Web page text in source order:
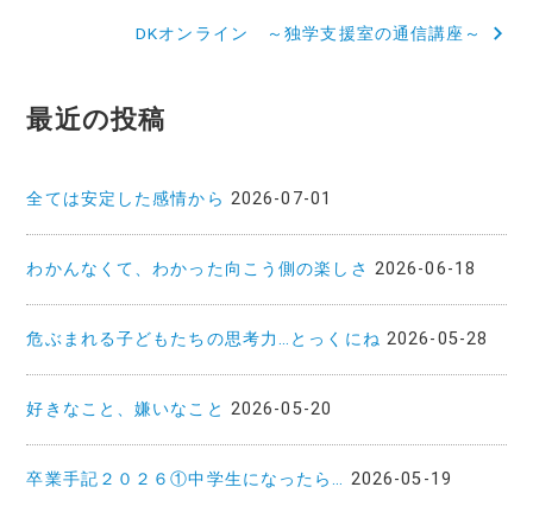
ゲ
ョ
ン
DKオンライン ～独学支援室の通信講座～
最近の投稿
全ては安定した感情から 2026-07-01
わかんなくて、わかった向こう側の楽しさ 2026-06-18
危ぶまれる子どもたちの思考力…とっくにね 2026-05-28
好きなこと、嫌いなこと 2026-05-20
卒業手記２０２６①中学生になったら… 2026-05-19